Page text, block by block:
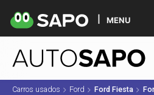
MENU
Carros usados Ford Ford Fiesta